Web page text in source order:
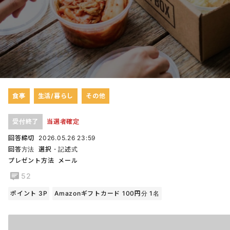
食事 生活/暮らし その他
受付終了 当選者確定
回答締切
2026.05.26 23:59
回答方法 選択・記述式
プレゼント方法
メール
52
ポイント 3P Amazonギフトカード 100円分 1名